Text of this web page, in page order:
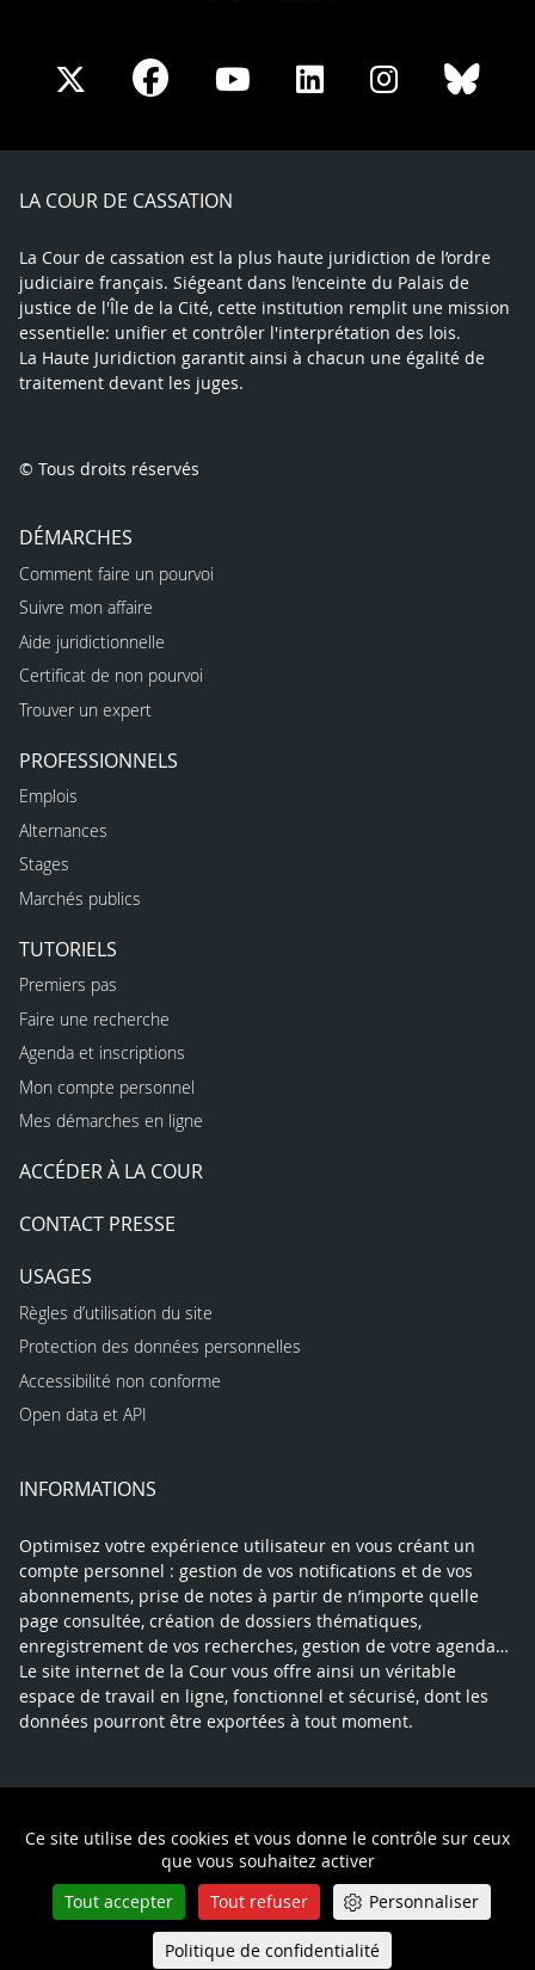
Ce site utilise des cookies et vous donne le contrôle sur ceux
que vous souhaitez activer
Tout accepter
Tout refuser Personnaliser
Politique de confidentialité
Share
X
Share
Facebook
Share
Youtube
Share
LinkedIn
Share
Instagram
LA COUR DE CASSATION
La Cour de cassation est la plus haute juridiction de l’ordre
judiciaire français. Siégeant dans l’enceinte du Palais de
justice de l'Île de la Cité, cette institution remplit une mission
essentielle: unifier et contrôler l'interprétation des lois.
La Haute Juridiction garantit ainsi à chacun une égalité de
traitement devant les juges.
© Tous droits réservés
DÉMARCHES
Comment faire un pourvoi
Suivre mon affaire
Aide juridictionnelle
Certificat de non pourvoi
Trouver un expert
PROFESSIONNELS
Emplois
Alternances
Stages
Marchés publics
TUTORIELS
Premiers pas
Faire une recherche
Agenda et inscriptions
Mon compte personnel
Mes démarches en ligne
ACCÉDER À LA COUR
CONTACT PRESSE
USAGES
Règles d’utilisation du site
Protection des données personnelles
Accessibilité non conforme
Open data et API
INFORMATIONS
Optimisez votre expérience utilisateur en vous créant un
compte personnel : gestion de vos notifications et de vos
abonnements, prise de notes à partir de n’importe quelle
page consultée, création de dossiers thématiques,
enregistrement de vos recherches, gestion de votre agenda…
Le site internet de la Cour vous offre ainsi un véritable
espace de travail en ligne, fonctionnel et sécurisé, dont les
données pourront être exportées à tout moment.
Politique de confidentialité
Queue-Fair